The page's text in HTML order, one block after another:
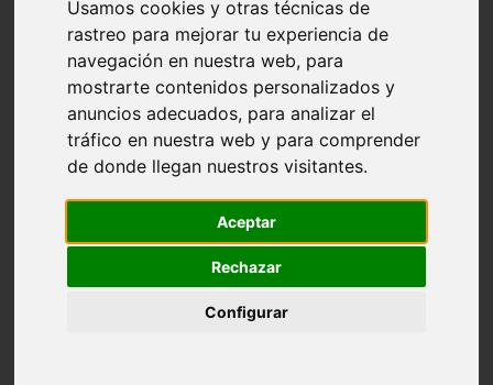
Usamos cookies y otras técnicas de
rastreo para mejorar tu experiencia de
navegación en nuestra web, para
mostrarte contenidos personalizados y
anuncios adecuados, para analizar el
tráfico en nuestra web y para comprender
de donde llegan nuestros visitantes.
Aceptar
Rechazar
Configurar
Madrid - pozuelo-de-alarcón
Teruel - sarrión
Cádiz - algodonales
Illes-balears - inca
Madrid - madrid
Málaga - torremolinos
Asturias - oviedo
Cádiz - el-puerto-de-santa-maría
Asturias - aller
Toledo - illescas
Málaga - marbella